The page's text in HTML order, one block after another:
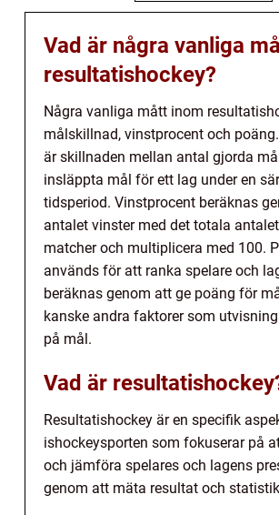
Vad är några vanliga
resultatishockey?
Några vanliga mått inom
målskillnad, vinstprocent och
är skillnaden mellan antal gjorda
insläppta mål för ett lag under en
tidsperiod. Vinstprocent beräknas
antalet vinster med det totala
matcher och multiplicera med 100.
används för att ranka spelare och
beräknas genom att ge poäng för
kanske andra faktorer som
på mål.
Vad är
Resultatishockey är en specifik
ishockeysporten som fokuserar på
och jämföra spelares och lagens
genom att mäta resultat och